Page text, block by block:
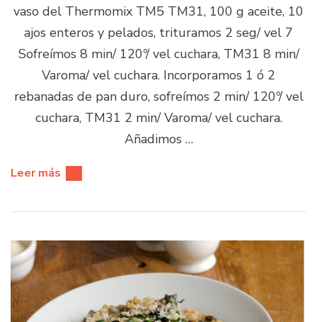
vaso del Thermomix TM5 TM31, 100 g aceite, 10
ajos enteros y pelados, trituramos 2 seg/ vel 7
Sofreímos 8 min/ 120º/ vel cuchara, TM31 8 min/
Varoma/ vel cuchara. Incorporamos 1 ó 2
rebanadas de pan duro, sofreímos 2 min/ 120º/ vel
cuchara, TM31 2 min/ Varoma/ vel cuchara.
Añadimos …
Leer más